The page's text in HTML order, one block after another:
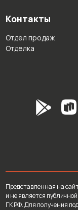
Контакты
Отдел продаж
Отделка
Представленная на
и не является
ГК РФ. Для получения